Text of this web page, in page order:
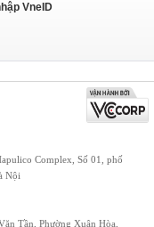
VneID
Complex, Số 01, phố
Nội
Tần, Phường Xuân Hòa,